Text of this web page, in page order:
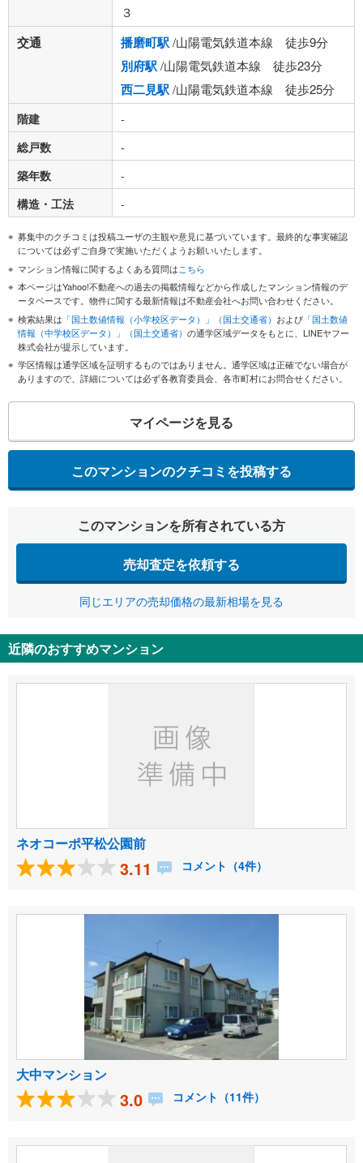
３
交通 播磨町駅/山陽電気鉄道本線 徒歩9分
別府駅/山陽電気鉄道本線 徒歩23分
西二見駅/山陽電気鉄道本線 徒歩25分
階建
-
総戸数
-
築年数
-
構造・工法
-
募集中のクチコミは投稿ユーザの主観や意見に基づいています。最終的な事実確認
については必ずご自身で実施いただくようお願いいたします。
マンション情報に関するよくある質問はこちら
本ページはYahoo!不動産への過去の掲載情報などから作成したマンション情報のデ
ータベースです。物件に関する最新情報は不動産会社へお問い合わせください。
検索結果は 「国土数値情報（小学校区データ）」（国土交通省） および 「国土数値
情報（中学校区データ）」（国土交通省） の通学区域データをもとに、LINEヤフー
株式会社が提示しています。
学区情報は通学区域を証明するものではありません。通学区域は正確でない場合が
ありますので、詳細については必ず各教育委員会、各市町村にお問合せください。
マイページを見る
このマンションのクチコミを投稿する
このマンションを所有されている方
売却査定を依頼する
同じエリアの売却価格の最新相場を見る
近隣のおすすめマンション
ネオコーポ平松公園前
3.11 コメント（4件）
大中マンション
3.0 コメント（11件）